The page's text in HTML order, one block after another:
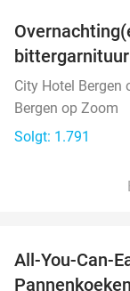
City Hotel Bergen
Bergen op Zoom
Solgt: 1.791
All-You-Can-